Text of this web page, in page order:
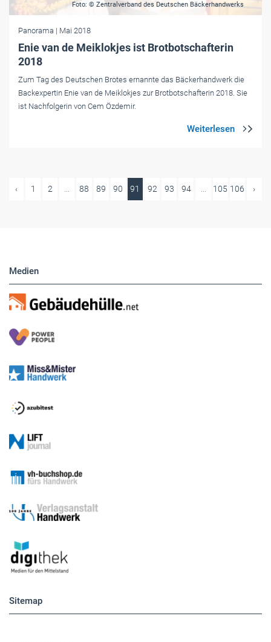
Foto: © Zentralverband des Deutschen Bäckerhandwerks
Panorama | Mai 2018
Enie van de Meiklokjes ist Brotbotschafterin
2018
Zum Tag des Deutschen Brotes ernannte das Bäckerhandwerk die
Backexpertin Enie van de Meiklokjes zur Brotbotschafterin 2018. Sie
ist Nachfolgerin von Cem Özdemir.
‹ 1 2 ... 88 89 90 91 92 93 94 ... 105 106 ›
Medien
Sitemap